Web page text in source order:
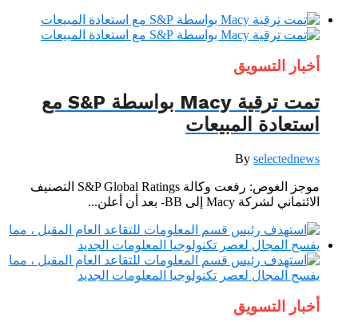
أخبار التسويق
تمت ترقية Macy بواسطة S&P مع
استعادة المبيعات
By selectednews
موجز الغوص: رفعت وكالة S&P Global Ratings التصنيف
الائتماني لشركة Macy إلى BB- بعد أن أعلن...
أخبار التسويق